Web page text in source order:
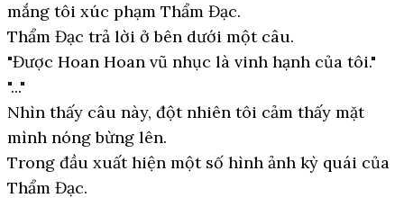
mắng tôi xúc phạm Thẩm Đạc.
Thẩm Đạc trả lời ở bên dưới một câu.
"Được Hoan Hoan vũ nhục là vinh hạnh của tôi."
"..."
Nhìn thấy câu này, đột nhiên tôi cảm thấy mặt
mình nóng bừng lên.
Trong đầu xuất hiện một số hình ảnh kỳ quái của
Thẩm Đạc.